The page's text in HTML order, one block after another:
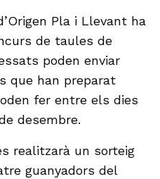
Pla i Llevant ha
de taules de
poden enviar
que han preparat
fer entre els dies
desembre.
realitzarà un sorteig
guanyadors del